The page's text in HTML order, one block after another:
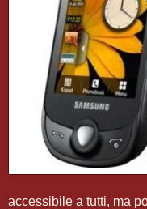
accessibile a tutti, ma